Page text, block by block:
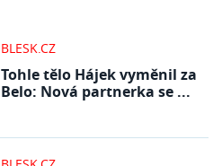
BLESK.CZ
Tohle tělo Hájek vyměnil za
Belo: Nová partnerka se ...